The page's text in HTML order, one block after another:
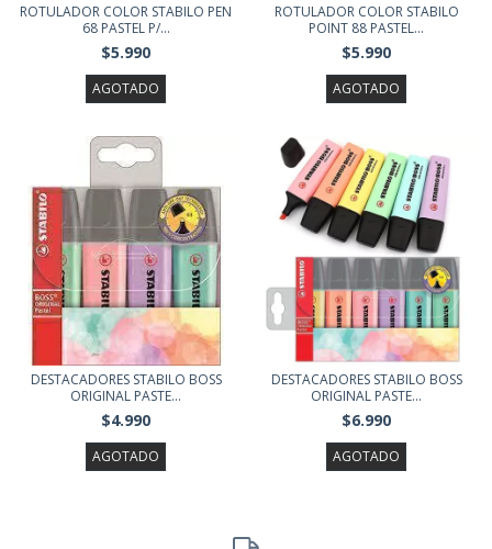
ROTULADOR COLOR STABILO PEN
68 PASTEL P/...
$5.990
AGOTADO
ROTULADOR COLOR STABILO
POINT 88 PASTEL...
$5.990
AGOTADO
DESTACADORES STABILO BOSS
ORIGINAL PASTE...
$4.990
AGOTADO
DESTACADORES STABILO BOSS
ORIGINAL PASTE...
$6.990
AGOTADO